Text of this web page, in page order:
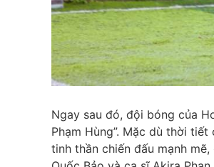
Ngay sau đó, đội bóng của
Phạm Hùng”. Mặc dù thời
tinh thần chiến đấu mạnh